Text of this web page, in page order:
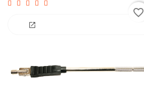
favorite_border